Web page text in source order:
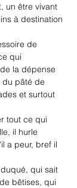
un être vivant
à destination
de
qui
la dépense
du pâté de
et surtout
tout ce qui
il hurle
a peur, bref il
qui sait
bêtises, qui